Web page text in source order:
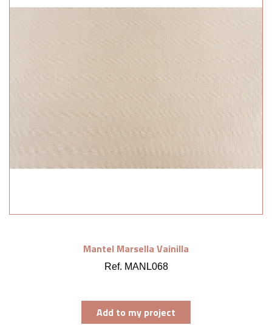
Mantel Marsella Vainilla
Ref. MANL068
Add to my project